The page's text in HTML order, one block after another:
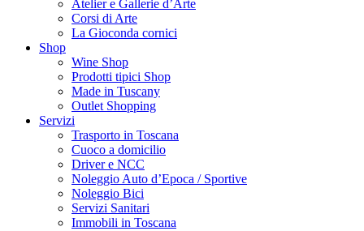
Atelier e Gallerie d’Arte
Corsi di Arte
La Gioconda cornici
Shop
Wine Shop
Prodotti tipici Shop
Made in Tuscany
Outlet Shopping
Servizi
Trasporto in Toscana
Cuoco a domicilio
Driver e NCC
Noleggio Auto d’Epoca / Sportive
Noleggio Bici
Servizi Sanitari
Immobili in Toscana